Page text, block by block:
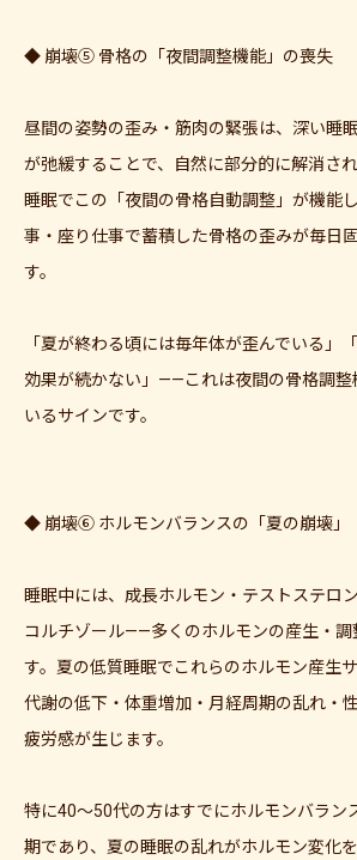
◆ 崩壊⑤ 骨格の「夜間調整機能」の喪失
昼間の姿勢の歪み・筋肉の緊張は、深い睡
が弛緩することで、自然に部分的に解消さ
睡眠でこの「夜間の骨格自動調整」が機能
事・座り仕事で蓄積した骨格の歪みが毎日
す。
「夏が終わる頃には毎年体が歪んでいる」
効果が続かない」——これは夜間の骨格調整
いるサインです。
◆ 崩壊⑥ ホルモンバランスの「夏の崩壊」
睡眠中には、成長ホルモン・テストステロ
コルチゾール——多くのホルモンの産生・調
す。夏の低質睡眠でこれらのホルモン産生
代謝の低下・体重増加・月経周期の乱れ・
疲労感が生じます。
特に40〜50代の方はすでにホルモンバラン
期であり、夏の睡眠の乱れがホルモン変化